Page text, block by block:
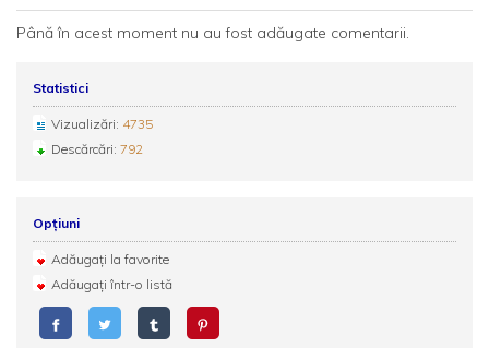
Până în acest moment nu au fost adăugate comentarii.
Statistici
Vizualizări: 4735
Descărcări: 792
Opțiuni
Adăugați la favorite
Adăugați într-o listă